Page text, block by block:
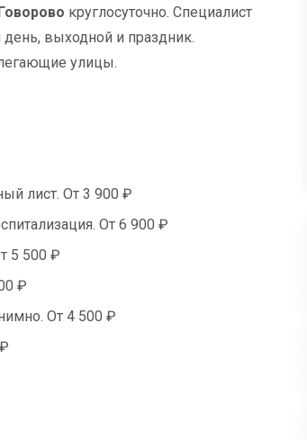
круглосуточно. Специалист
выходной и праздник.
улицы.
лист. От 3 900 ₽
От 6 900 ₽
5 500 ₽
₽
От 4 500 ₽